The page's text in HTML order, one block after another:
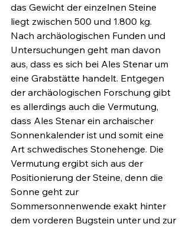
das Gewicht der einzelnen Steine
liegt zwischen 500 und 1.800 kg.
Nach archäologischen Funden und
Untersuchungen geht man davon
aus, dass es sich bei Ales Stenar um
eine Grabstätte handelt. Entgegen
der archäologischen Forschung gibt
es allerdings auch die Vermutung,
dass Ales Stenar ein archaischer
Sonnenkalender ist und somit eine
Art schwedisches Stonehenge. Die
Vermutung ergibt sich aus der
Positionierung der Steine, denn die
Sonne geht zur
Sommersonnenwende exakt hinter
dem vorderen Bugstein unter und zur